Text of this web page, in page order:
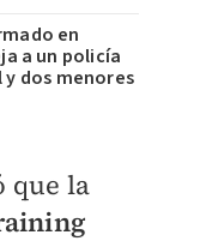
en
a un policía
y dos menores
que la